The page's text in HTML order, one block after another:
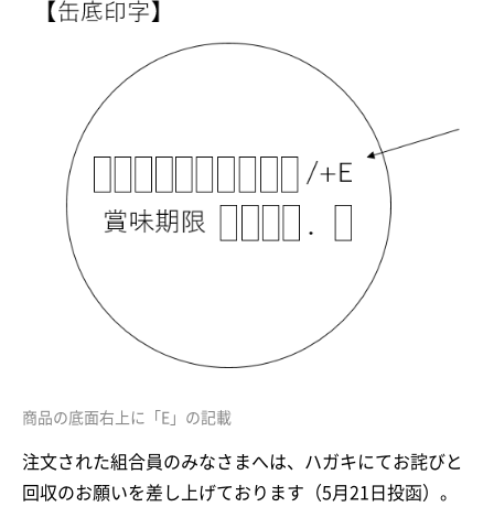
商品の底面右上に「E」の記載
注文された組合員のみなさまへは、ハガキにてお詫びと
回収のお願いを差し上げております（5月21日投函）。